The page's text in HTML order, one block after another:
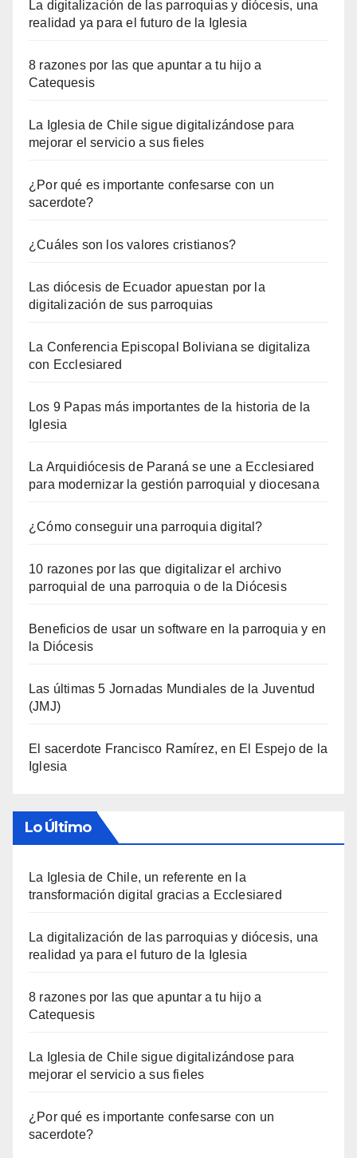
La digitalización de las parroquias y diócesis, una
realidad ya para el futuro de la Iglesia
8 razones por las que apuntar a tu hijo a
Catequesis
La Iglesia de Chile sigue digitalizándose para
mejorar el servicio a sus fieles
¿Por qué es importante confesarse con un
sacerdote?
¿Cuáles son los valores cristianos?
Las diócesis de Ecuador apuestan por la
digitalización de sus parroquias
La Conferencia Episcopal Boliviana se digitaliza
con Ecclesiared
Los 9 Papas más importantes de la historia de la
Iglesia
La Arquidiócesis de Paraná se une a Ecclesiared
para modernizar la gestión parroquial y diocesana
¿Cómo conseguir una parroquia digital?
10 razones por las que digitalizar el archivo
parroquial de una parroquia o de la Diócesis
Beneficios de usar un software en la parroquia y en
la Diócesis
Las últimas 5 Jornadas Mundiales de la Juventud
(JMJ)
El sacerdote Francisco Ramírez, en El Espejo de la
Iglesia
Lo Último
La Iglesia de Chile, un referente en la
transformación digital gracias a Ecclesiared
La digitalización de las parroquias y diócesis, una
realidad ya para el futuro de la Iglesia
8 razones por las que apuntar a tu hijo a
Catequesis
La Iglesia de Chile sigue digitalizándose para
mejorar el servicio a sus fieles
¿Por qué es importante confesarse con un
sacerdote?